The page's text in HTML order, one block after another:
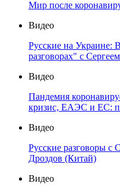
Мир после
Видео
Русские на Украине:
разговорах" с
Видео
Пандемия
кризис, ЕАЭС и ЕС:
Видео
Русские разговоры
Дроздов (Китай)
Видео